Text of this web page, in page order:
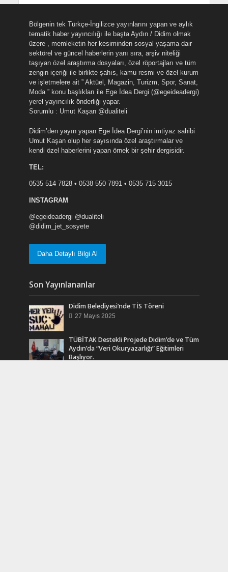
Bölgenin tek Türkçe-İngilizce yayınlarını yapan ve aylık
tematik haber yayıncılığı ile başta Aydın / Didim olmak
üzere , memleketin her kesiminden sosyal yaşama dair
sektörel ve güncel haberlerin yanı sıra, arşiv niteliği
taşıyan özel araştırma dosyaları, özel röportajları ve tüm
zengin içeriği ile birlikte şahıs, kamu resmi ve özel kurum
ve işletmelere ait ” Aktüel, Magazin, Turizm, Spor, Sanat,
Moda ” konu başlıkları ile Ege İdea Dergi (@egeideadergi)
yerel yayıncılık önderliği yapar.
Sorumlu : Umut Kaşan @dualiteli
Didim’den yayın yapan Ege İdea Dergi’nin imtiyaz sahibi
Umut Kaşan olup her sayısında özel araştırmalar ve
kendi özel haberlerini yapan örnek bir şehir dergisidir.
TEL:
0535 514 7828 • 0538 550 7891 • 0535 715 3015
INSTAGRAM
@egeideadergi @dualiteli
@didim_jet_sosyete
Daha Detaylı Bilgi Al
Son Yayınlananlar
Didim Belediyesi’nde TİS Töreni
27 Mayıs 2025
TÜBİTAK Destekli Projede Didim’de ve Tüm
Aydın’da “Veri Okuryazarlığı” Eğitimleri
Başlıyor.